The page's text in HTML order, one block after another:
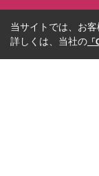
当サイトでは、お
詳しくは、当社の